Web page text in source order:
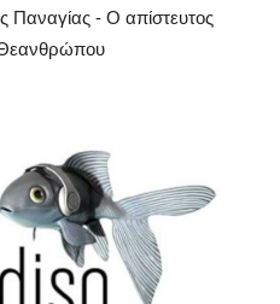
Παναγίας - Ο απίστευτος
Θεανθρώπου